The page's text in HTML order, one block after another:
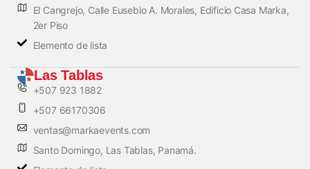
El Cangrejo, Calle Eusebio A. Morales, Edificio Casa Marka,
2er Piso
Elemento de lista
Las Tablas
+507 923 1882
+507 66170306
ventas@markaevents.com
Santo Domingo, Las Tablas, Panamá.